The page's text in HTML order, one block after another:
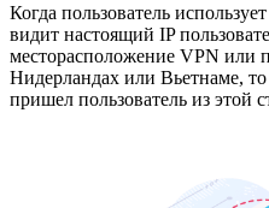
Когда пользователь
видит настоящий IP
месторасположение VPN или
Нидерландах или Вьетнаме,
пришел пользователь из этой